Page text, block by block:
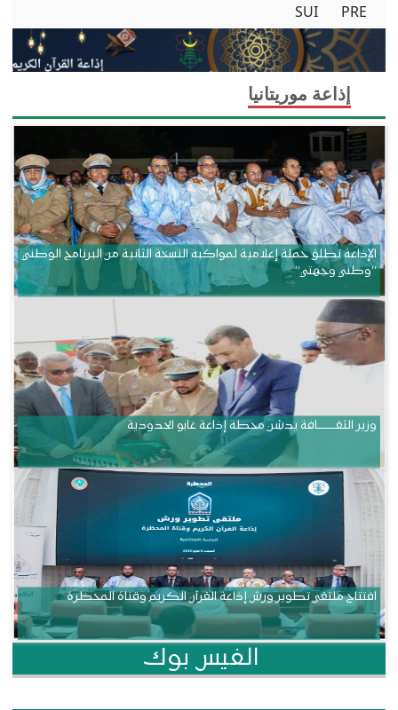
PRE
SUI
إذاعة موريتانيا
الإذاعة تطلق حملة إعلامية لمواكبة النسخة الثانية من البرنامج الوطني
“وطني وجهتي”
وزير الثقــــــــــافة يدشن محطة إذاعة غابو الحدودية
افتتاح ملتقى تطوير ورش إذاعة القرآن الكريم وقناة المحظرة
الفيس بوك